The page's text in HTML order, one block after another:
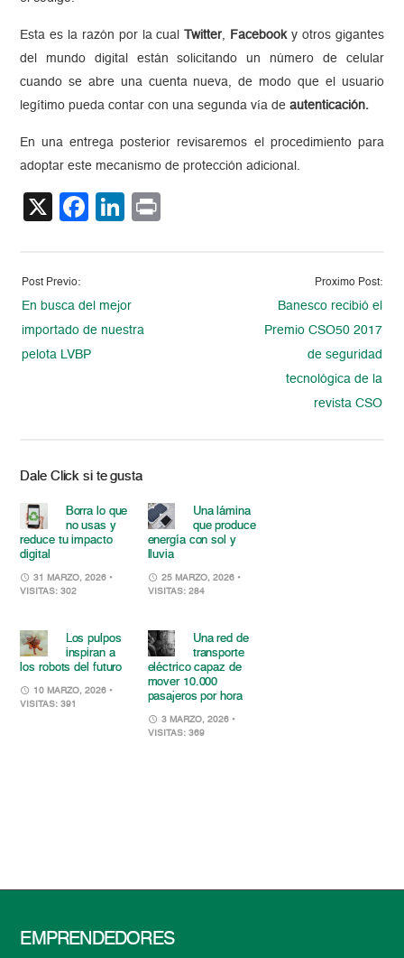
Esta es la razón por la cual Twitter, Facebooky otros gigantes
del mundo digital están solicitando un número de celular
cuando se abre una cuenta nueva, de modo que el usuario
legítimo pueda contar con una segunda vía deautenticación.
En una entrega posterior revisaremos el procedimiento para
adoptar este mecanismo de protección adicional.
X Facebook
LinkedIn
Post Previo:
En busca del mejor
importado de nuestra
pelota LVBP
Proximo Post:
Banesco recibió el
Premio CSO50 2017
de seguridad
tecnológica de la
revista CSO
Dale Click si te gusta
Borra lo que
no usas y
reduce tu impacto
digital
31 MARZO, 2026 •
VISITAS: 302
Una lámina
que produce
energía con sol y
lluvia
25 MARZO, 2026 •
VISITAS: 284
Los pulpos
inspiran a
los robots del futuro
10 MARZO, 2026 •
VISITAS: 391
Una red de
transporte
eléctrico capaz de
mover 10.000
pasajeros por hora
3 MARZO, 2026 •
VISITAS: 369
EMPRENDEDORES